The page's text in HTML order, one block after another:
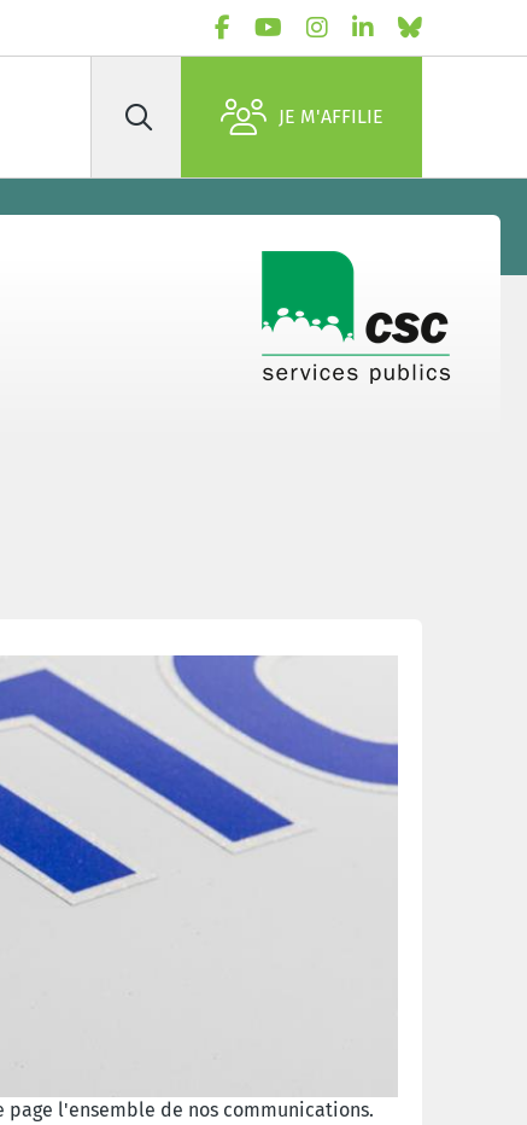
Rechercher JE M'AFFILIE
page l'ensemble de nos communications.